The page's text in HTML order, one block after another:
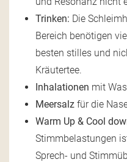
Trinken: Die
Bereich benötigen
besten stilles und
Kräutertee.
Inhalationen mit
Meersalz für die
Warm Up & Cool
Stimmbelastungen
Sprech- und